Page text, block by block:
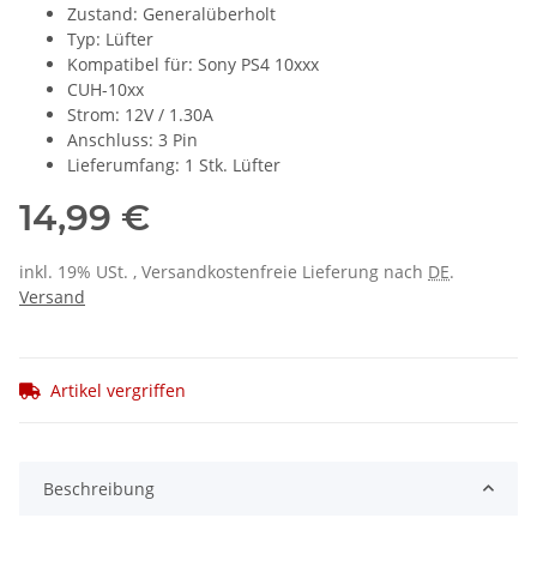
Zustand: Generalüberholt
Typ: Lüfter
Kompatibel für: Sony PS4 10xxx
CUH-10xx
Strom: 12V / 1.30A
Anschluss: 3 Pin
Lieferumfang: 1 Stk. Lüfter
14,99 €
inkl. 19% USt. , Versandkostenfreie Lieferung nach DE.
Versand
Artikel vergriffen
Beschreibung